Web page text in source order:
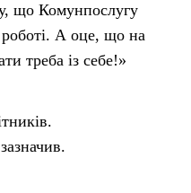
що Комунпослугу
А оце, що на
треба із себе!»